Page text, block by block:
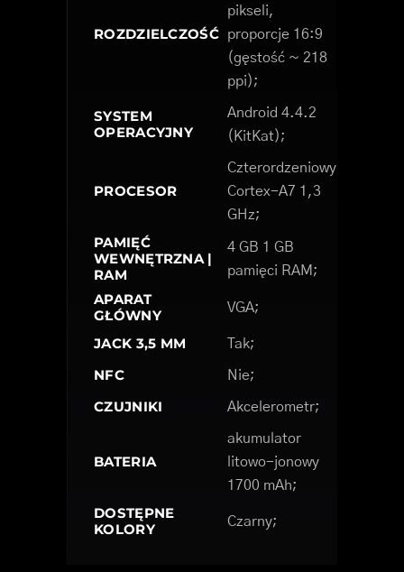
ROZDZIELCZOŚĆ
pikseli,
proporcje 16:9
(gęstość ~ 218
ppi);
SYSTEM
OPERACYJNY
Android 4.4.2
(KitKat);
PROCESOR
Czterordzeniowy
Cortex-A7 1,3
GHz;
PAMIĘĆ
WEWNĘTRZNA |
RAM
4 GB 1 GB
pamięci RAM;
APARAT
GŁÓWNY
VGA;
JACK 3,5 MM Tak;
NFC Nie;
CZUJNIKI Akcelerometr;
BATERIA
akumulator
litowo-jonowy
1700 mAh;
DOSTĘPNE
KOLORY
Czarny;